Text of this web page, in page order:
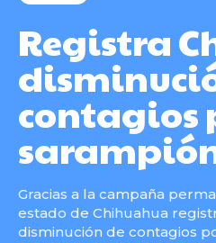
Registra
contagios
Gracias a la campaña
estado de Chihuahua
disminución de contagios